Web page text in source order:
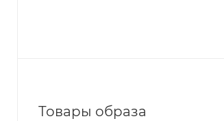
Товары образа